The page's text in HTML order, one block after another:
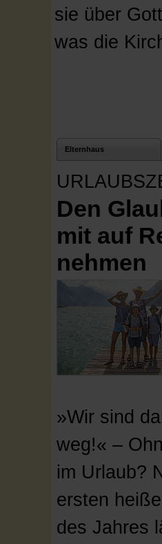
sie über
was die
Elternhaus
Den
mit auf
nehmen
»Wir sind
weg!« –
im Urlaub?
ersten
des Jahres